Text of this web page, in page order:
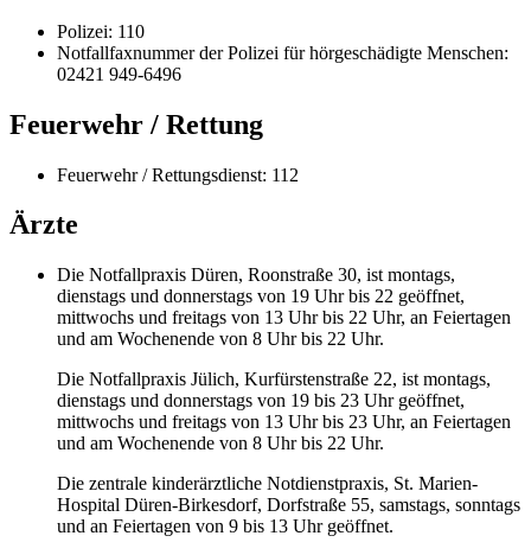
Polizei: 110
Notfallfaxnummer der Polizei für hörgeschädigte Menschen:
02421 949-6496
Feuerwehr / Rettung
Feuerwehr / Rettungsdienst: 112
Ärzte
Die Notfallpraxis Düren, Roonstraße 30, ist montags,
dienstags und donnerstags von 19 Uhr bis 22 geöffnet,
mittwochs und freitags von 13 Uhr bis 22 Uhr, an Feiertagen
und am Wochenende von 8 Uhr bis 22 Uhr.
Die Notfallpraxis Jülich, Kurfürstenstraße 22, ist montags,
dienstags und donnerstags von 19 bis 23 Uhr geöffnet,
mittwochs und freitags von 13 Uhr bis 23 Uhr, an Feiertagen
und am Wochenende von 8 Uhr bis 22 Uhr.
Die zentrale kinderärztliche Notdienstpraxis, St. Marien-
Hospital Düren-Birkesdorf, Dorfstraße 55, samstags, sonntags
und an Feiertagen von 9 bis 13 Uhr geöffnet.